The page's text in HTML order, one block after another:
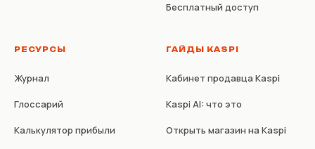
Бесплатный доступ
РЕСУРСЫ
Журнал
Глоссарий
Калькулятор прибыли
ГАЙДЫ KASPI
Кабинет продавца Kaspi
Kaspi AI: что это
Открыть магазин на Kaspi